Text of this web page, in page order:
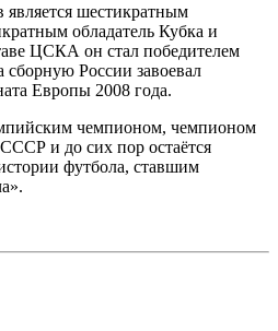
шестикратным
обладатель Кубка и
ЦСКА он стал победителем
России завоевал
Европы 2008 года.
чемпионом, чемпионом
и до сих пор остаётся
футбола, ставшим